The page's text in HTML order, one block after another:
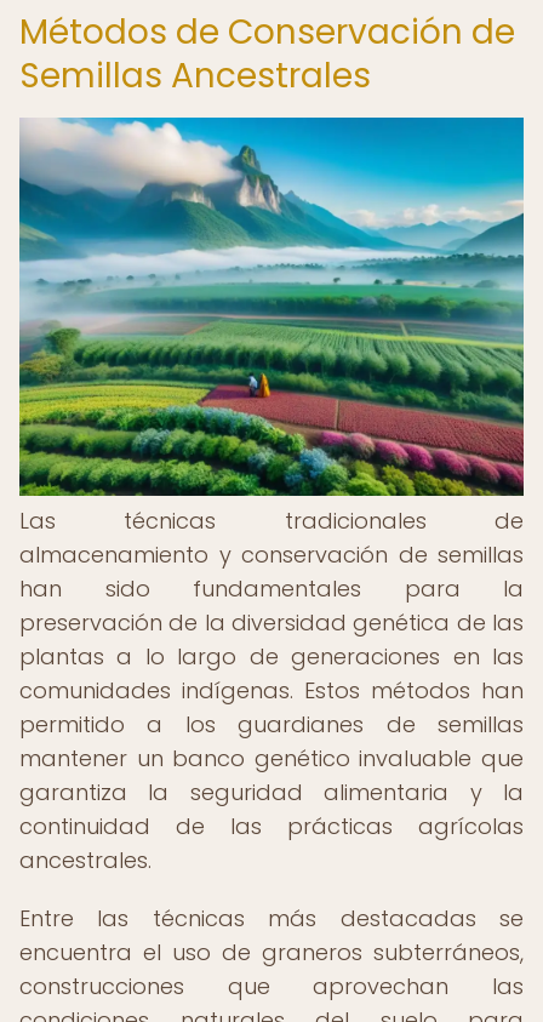
Métodos de Conservación de
Semillas Ancestrales
Las técnicas tradicionales de
almacenamiento y conservación de semillas
han sido fundamentales para la
preservación de la diversidad genética de las
plantas a lo largo de generaciones en las
comunidades indígenas. Estos métodos han
permitido a los guardianes de semillas
mantener un banco genético invaluable que
garantiza la seguridad alimentaria y la
continuidad de las prácticas agrícolas
ancestrales.
Entre las técnicas más destacadas se
encuentra el uso de graneros subterráneos,
construcciones que aprovechan las